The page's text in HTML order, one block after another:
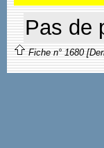
Pas de
Fiche n° 1680